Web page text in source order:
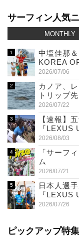
サーフィン人気
MONTHLY
中塩佳那
KOREA
2026/07/06
カノア、
トリップ
2026/07/22
【速報】
『LEXUS
2026/08/03
「サーフ
ム
2026/07/21
日本人選
『LEXUS
2026/07/26
ピックアップ特